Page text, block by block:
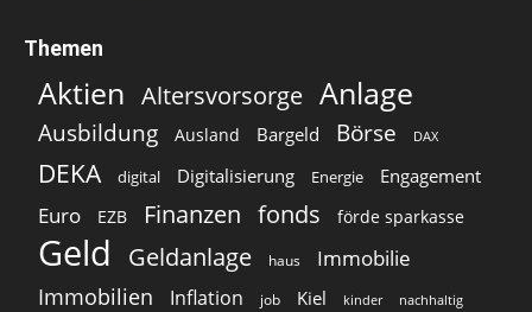
Themen
Aktien Altersvorsorge Anlage
Ausbildung Ausland Bargeld Börse DAX
DEKA digital Digitalisierung Energie Engagement
Euro EZB Finanzen fonds förde sparkasse
Geld Geldanlage haus Immobilie
Immobilien Inflation job Kiel kinder nachhaltig